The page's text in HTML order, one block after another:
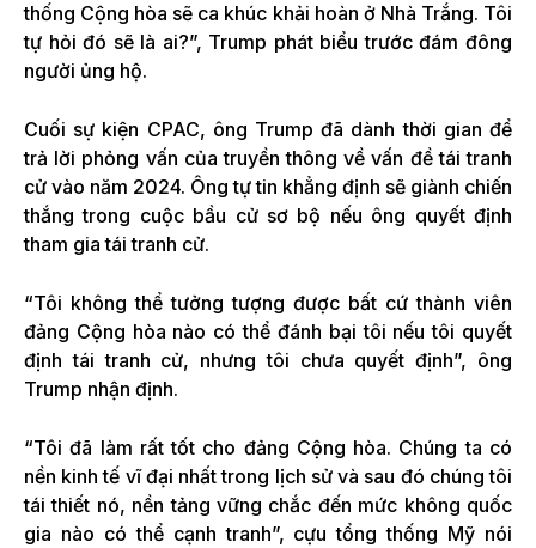
thống Cộng hòa sẽ ca khúc khải hoàn ở Nhà Trắng. Tôi
tự hỏi đó sẽ là ai?”, Trump phát biểu trước đám đông
người ủng hộ.
Cuối sự kiện CPAC, ông Trump đã dành thời gian để
trả lời phỏng vấn của truyền thông về vấn đề tái tranh
cử vào năm 2024. Ông tự tin khẳng định sẽ giành chiến
thắng trong cuộc bầu cử sơ bộ nếu ông quyết định
tham gia tái tranh cử.
“Tôi không thể tưởng tượng được bất cứ thành viên
đảng Cộng hòa nào có thể đánh bại tôi nếu tôi quyết
định tái tranh cử, nhưng tôi chưa quyết định”, ông
Trump nhận định.
“Tôi đã làm rất tốt cho đảng Cộng hòa. Chúng ta có
nền kinh tế vĩ đại nhất trong lịch sử và sau đó chúng tôi
tái thiết nó, nền tảng vững chắc đến mức không quốc
gia nào có thể cạnh tranh”, cựu tổng thống Mỹ nói